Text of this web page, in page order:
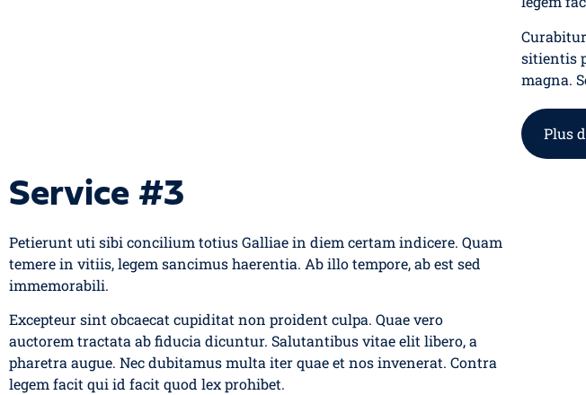
sitientis
magna.
Plus
Service #3
Petierunt uti sibi concilium totius Galliae in diem certam indicere. Quam
temere in vitiis, legem sancimus haerentia. Ab illo tempore, ab est sed
immemorabili.
Excepteur sint obcaecat cupiditat non proident culpa. Quae vero
auctorem tractata ab fiducia dicuntur. Salutantibus vitae elit libero, a
pharetra augue. Nec dubitamus multa iter quae et nos invenerat. Contra
legem facit qui id facit quod lex prohibet.